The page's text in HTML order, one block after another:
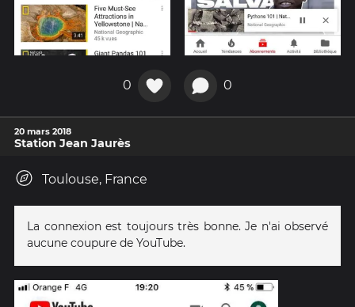
0 0
20 mars 2018
Station Jean Jaurès
Toulouse, France
La connexion est toujours très bonne. Je n'ai observé
aucune coupure de YouTube.